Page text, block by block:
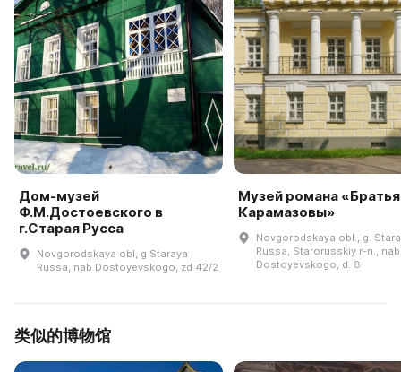
Дом-музей
Ф.М.Достоевского в
г.Старая Русса
Novgorodskaya obl, g Staraya
Russa, nab Dostoyevskogo, zd 42/2
Музей романа «Братья
Карамазовы»
Novgorodskaya obl., g.
Russa, Starorusskiy r-n.,
Dostoyevskogo, d. 8
类似的博物馆